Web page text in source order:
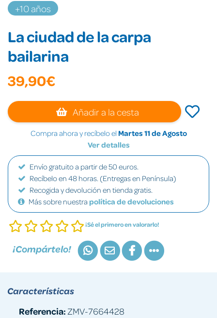
+10 años
La ciudad de la carpa
bailarina
39,90€
Añadir a la cesta
Compra ahora y recíbelo el Martes 11 de Agosto
Ver detalles
Envío gratuito a partir de 50 euros.
Recíbelo en 48 horas. (Entregas en Península)
Recogida y devolución en tienda gratis.
Más sobre nuestra política de devoluciones
¡Sé el primero en valorarlo!
¡Compártelo!
Características
Referencia: ZMV-7664428